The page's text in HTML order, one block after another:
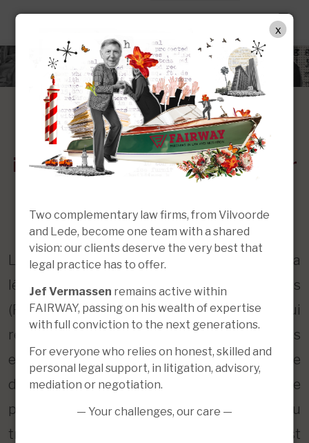
Droit de la propriété
intellectuelle et législation sur
(RGPD)
Le droit de la propriété intellectuelle et la
législation sur la protection des données
(RGPD) sont des domaines juridiques qui
revêtent une importance croissante pour les
entreprises et les particuliers. Quiconque
développe une œuvre créative, souhaite
protéger une marque ou une invention, ou
traite des données à caractère personnel est
Two complementary law firms, from Vilvoorde
and Lede, become one team with a shared
vision: our clients deserve the very best that
legal practice has to offer.
Jef Vermassen remains active within
FAIRWAY, passing on his wealth of expertise
with full conviction to the next generations.
For everyone who relies on honest, skilled and
personal legal support, in litigation, advisory,
mediation or negotiation.
— Your challenges, our care —
x